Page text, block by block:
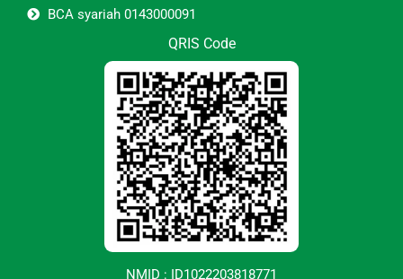
BCA syariah 0143000091
QRIS Code
NMID : ID1022203818771